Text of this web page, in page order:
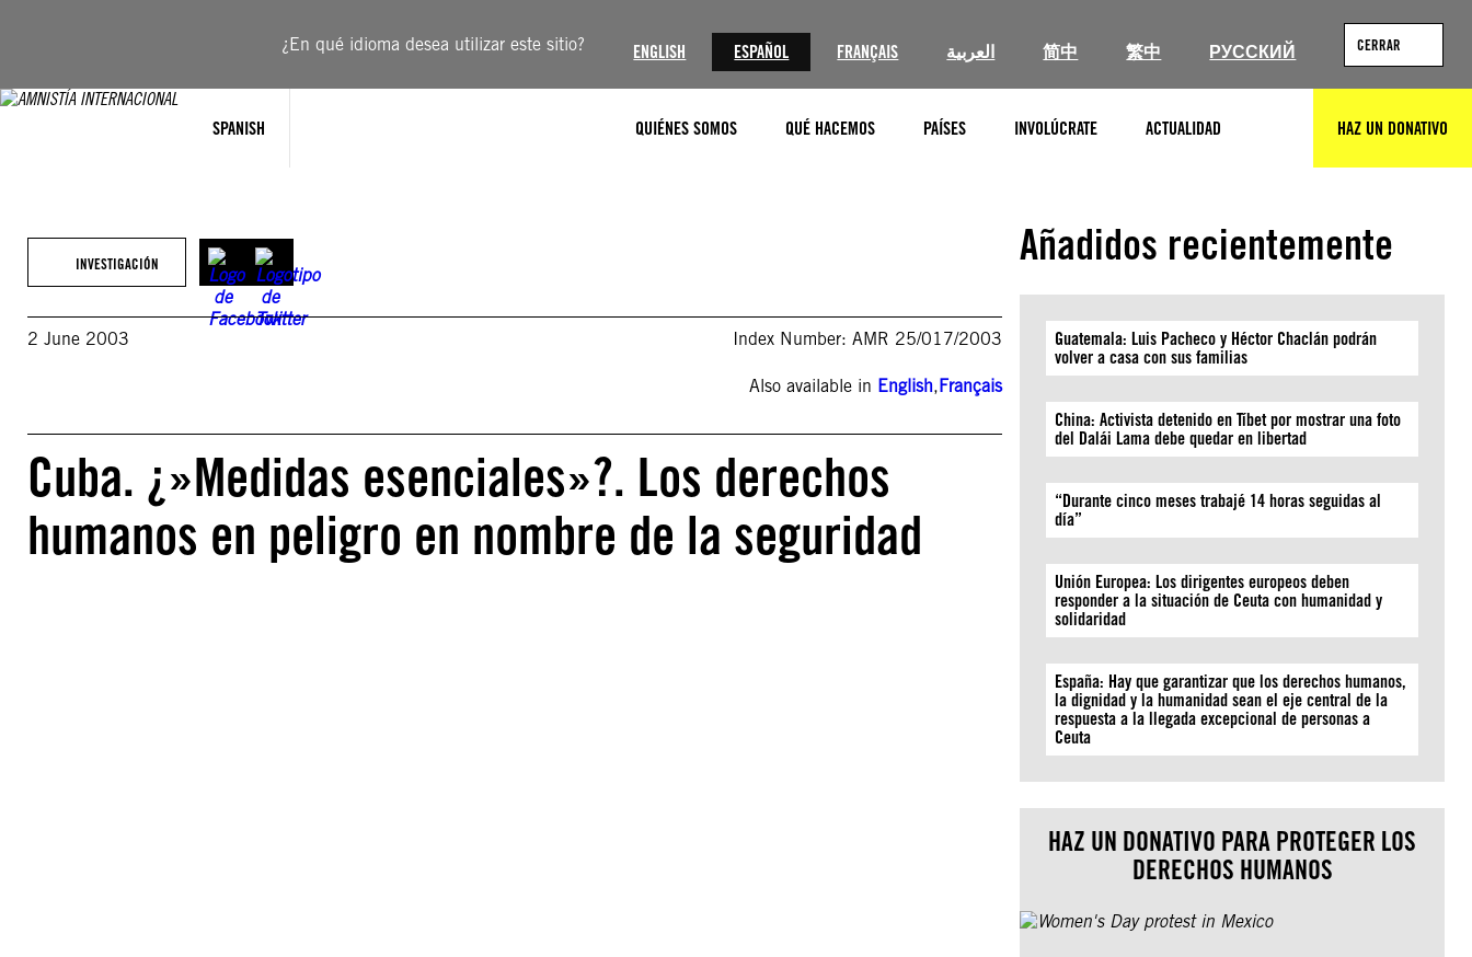
¿En qué idioma desea utilizar este sitio? ENGLISH ESPAÑOL FRANÇAIS العربية 简中 繁中 РУССКИЙ CERRAR
SPANISH QUIÉNES SOMOS QUÉ HACEMOS PAÍSES INVOLÚCRATE ACTUALIDAD HAZ UN DONATIVO
INVESTIGACIÓN
2 June 2003 Index Number: AMR 25/017/2003
Also available in English,Français
Cuba. ¿»Medidas esenciales»?. Los derechos
humanos en peligro en nombre de la seguridad
Añadidos recientemente
Guatemala: Luis Pacheco y Héctor Chaclán podrán
volver a casa con sus familias
China: Activista detenido en Tíbet por mostrar una foto
del Dalái Lama debe quedar en libertad
“Durante cinco meses trabajé 14 horas seguidas al
día”
Unión Europea: Los dirigentes europeos deben
responder a la situación de Ceuta con humanidad y
solidaridad
España: Hay que garantizar que los derechos humanos,
la dignidad y la humanidad sean el eje central de la
respuesta a la llegada excepcional de personas a
Ceuta
HAZ UN DONATIVO PARA PROTEGER LOS
DERECHOS HUMANOS